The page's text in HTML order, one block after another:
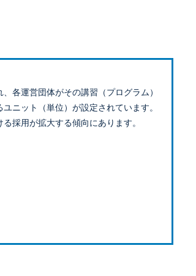
各運営団体がその講習（プログラム）
ニット（単位）が設定されています。
採用が拡大する傾向にあります。